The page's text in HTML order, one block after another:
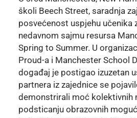
školi Beech Street, saradnja
posvećenost uspjehu učenika
nedavnom sajmu resursa
Spring to Summer. U
Proud-a i Manchester School
događaj je postigao izuzetan
partnera iz zajednice se
demonstrirali moć kolektivnih
podsticanju obrazovnih